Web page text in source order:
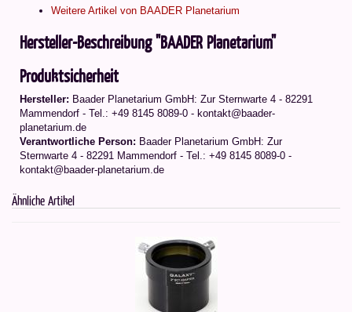
Weitere Artikel von BAADER Planetarium
Hersteller-Beschreibung "BAADER Planetarium"
Produktsicherheit
Hersteller: Baader Planetarium GmbH: Zur Sternwarte 4 - 82291
Mammendorf - Tel.: +49 8145 8089-0 - kontakt@baader-
planetarium.de
Verantwortliche Person: Baader Planetarium GmbH: Zur
Sternwarte 4 - 82291 Mammendorf - Tel.: +49 8145 8089-0 -
kontakt@baader-planetarium.de
Ähnliche Artikel